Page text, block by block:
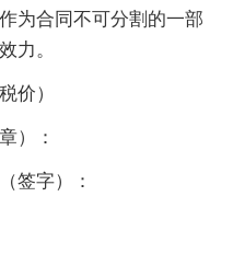
为合同不可分割的一部
力。
价）
）：
签字）：